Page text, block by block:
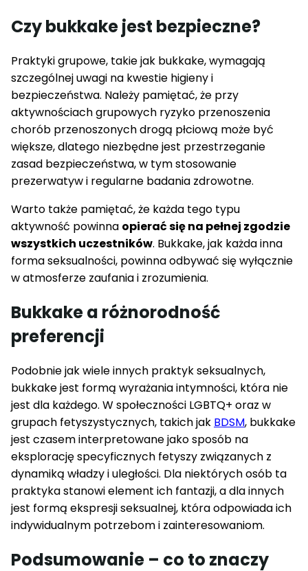
Czy bukkake jest bezpieczne?
Praktyki grupowe, takie jak bukkake, wymagają
szczególnej uwagi na kwestie higieny i
bezpieczeństwa. Należy pamiętać, że przy
aktywnościach grupowych ryzyko przenoszenia
chorób przenoszonych drogą płciową może być
większe, dlatego niezbędne jest przestrzeganie
zasad bezpieczeństwa, w tym stosowanie
prezerwatyw i regularne badania zdrowotne.
Warto także pamiętać, że każda tego typu
aktywność powinna opierać się na pełnej zgodzie
wszystkich uczestników. Bukkake, jak każda inna
forma seksualności, powinna odbywać się wyłącznie
w atmosferze zaufania i zrozumienia.
Bukkake a różnorodność
preferencji
Podobnie jak wiele innych praktyk seksualnych,
bukkake jest formą wyrażania intymności, która nie
jest dla każdego. W społeczności LGBTQ+ oraz w
grupach fetyszystycznych, takich jak BDSM, bukkake
jest czasem interpretowane jako sposób na
eksplorację specyficznych fetyszy związanych z
dynamiką władzy i uległości. Dla niektórych osób ta
praktyka stanowi element ich fantazji, a dla innych
jest formą ekspresji seksualnej, która odpowiada ich
indywidualnym potrzebom i zainteresowaniom.
Podsumowanie – co to znaczy